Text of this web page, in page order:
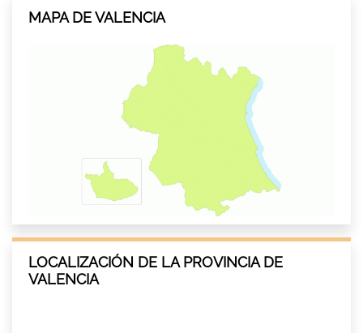
MAPA DE VALENCIA
LOCALIZACIÓN DE LA PROVINCIA DE
VALENCIA